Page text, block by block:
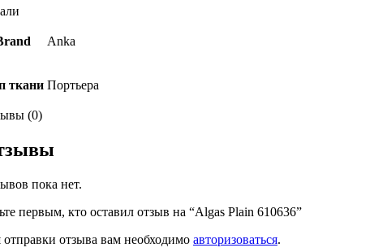
Anka
ткани Портьера
(0)
пока нет.
первым, кто оставил отзыв на “Algas Plain 610636”
отправки отзыва вам необходимо авторизоваться.